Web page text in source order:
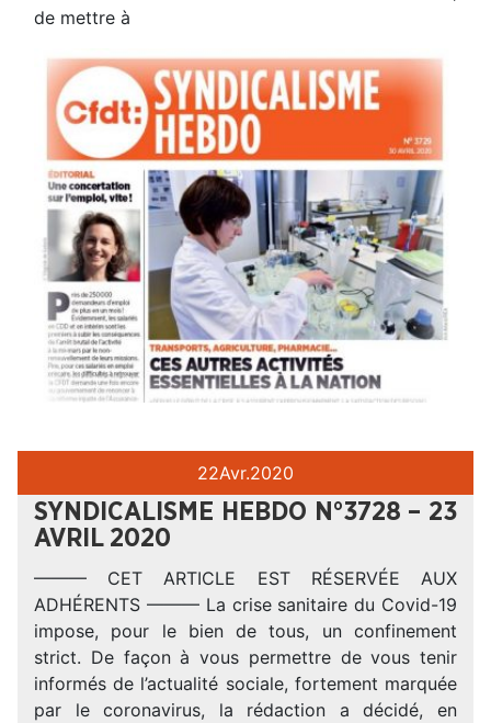
de mettre à
22Avr.2020
SYNDICALISME HEBDO N°3728 – 23
AVRIL 2020
——— CET ARTICLE EST RÉSERVÉE AUX
ADHÉRENTS ——— La crise sanitaire du Covid-19
impose, pour le bien de tous, un confinement
strict. De façon à vous permettre de vous tenir
informés de l’actualité sociale, fortement marquée
par le coronavirus, la rédaction a décidé, en